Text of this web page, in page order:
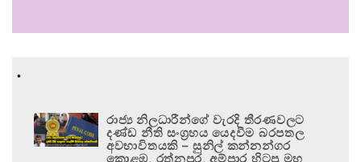
.
රාජ්‍ය නිලධාරීන්ගේ වැරදි තීරණවලට
දණ්ඩ නීති සංග්‍රහය යෙදවීම බරපතල
අවභාවිතයකි – සුනිල් කන්නන්ගර
කොළඹ, රත්නපුර, අම්පාර හිටපු මහ